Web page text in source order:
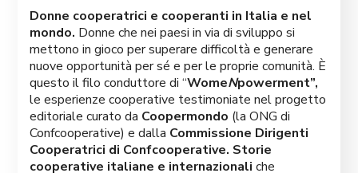
Donne cooperatrici e cooperanti in Italia e nel
mondo. Donne che nei paesi in via di sviluppo si
mettono in gioco per superare difficoltà e generare
nuove opportunità per sé e per le proprie comunità. È
questo il filo conduttore di “WomeNpowerment”,
le esperienze cooperative testimoniate nel progetto
editoriale curato da Coopermondo (la ONG di
Confcooperative) e dalla Commissione Dirigenti
Cooperatrici di Confcooperative. Storie
cooperative italiane e internazionaliche